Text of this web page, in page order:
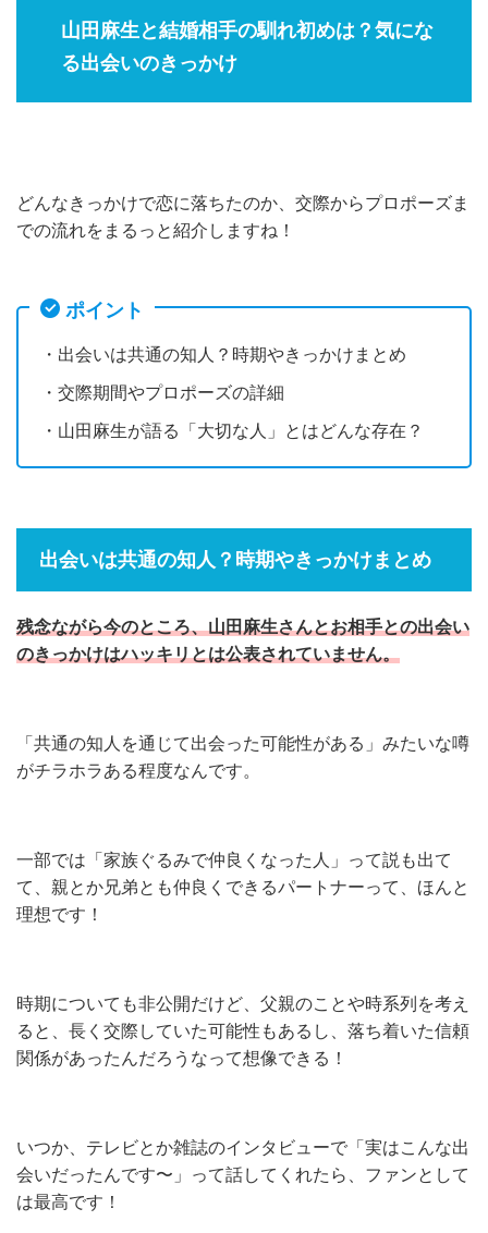
山田麻生と結婚相手の馴れ初めは？気にな
る出会いのきっかけ
どんなきっかけで恋に落ちたのか、交際からプロポーズま
での流れをまるっと紹介しますね！
ポイント
・出会いは共通の知人？時期やきっかけまとめ
・交際期間やプロポーズの詳細
・山田麻生が語る「大切な人」とはどんな存在？
出会いは共通の知人？時期やきっかけまとめ
残念ながら今のところ、山田麻生さんとお相手との出会い
のきっかけはハッキリとは公表されていません。
「共通の知人を通じて出会った可能性がある」みたいな噂
がチラホラある程度なんです。
一部では「家族ぐるみで仲良くなった人」って説も出て
て、親とか兄弟とも仲良くできるパートナーって、ほんと
理想です！
時期についても非公開だけど、父親のことや時系列を考え
ると、長く交際していた可能性もあるし、落ち着いた信頼
関係があったんだろうなって想像できる！
いつか、テレビとか雑誌のインタビューで「実はこんな出
会いだったんです〜」って話してくれたら、ファンとして
は最高です！